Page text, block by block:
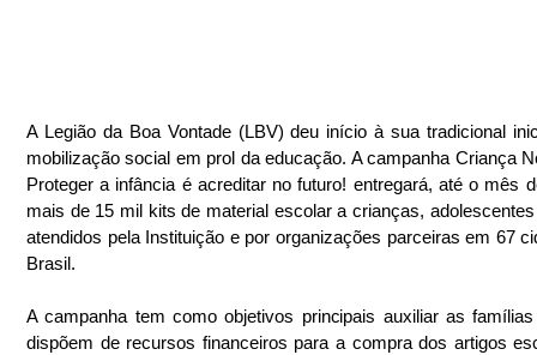
A Legião da Boa Vontade (LBV) deu início à sua tradicional
mobilização social em prol da educação. A campanha Criança
Proteger a infância é acreditar no futuro! entregará, até o mês
mais de 15 mil kits de material escolar a crianças,
atendidos pela Instituição e por organizações parceiras em 67
Brasil.
A campanha tem como objetivos principais auxiliar as
dispõem de recursos financeiros para a compra dos artigos